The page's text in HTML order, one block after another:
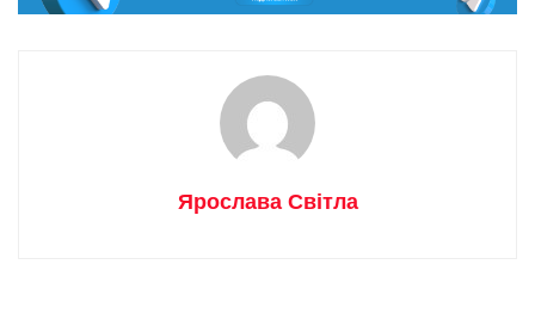
Ярослава Світла